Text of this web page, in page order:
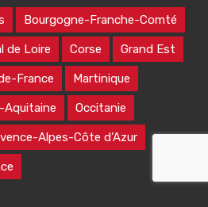
Bourgogne-Franche-Comté
de Loire Corse Grand Est
France Martinique
Aquitaine Occitanie
Alpes-Côte d’Azur